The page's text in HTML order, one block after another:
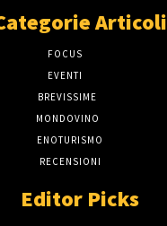
Articoli
FOCUS
EVENTI
BREVISSIME
MONDOVINO
ENOTURISMO
RECENSIONI
Editor Picks